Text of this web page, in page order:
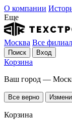
О компании
Еще
Москва Все
Поиск Вход
Корзина
Ваш город —
Все верно
Корзина